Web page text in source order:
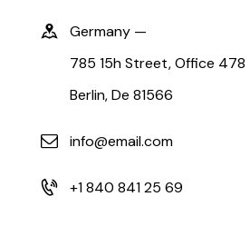
Germany —
785 15h Street, Office 478
Berlin, De 81566
info@email.com
+1 840 841 25 69